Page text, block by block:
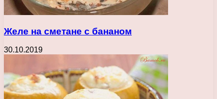
Желе на сметане с бананом
30.10.2019